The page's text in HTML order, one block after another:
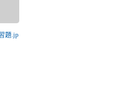
題.jp